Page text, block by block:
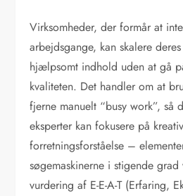
Virksomheder, der formår at
arbejdsgange, kan skalere
hjælpsomt indhold uden at gå
kvaliteten. Det handler om at
fjerne manuelt “busy work”, så
eksperter kan fokusere på
forretningsforståelse –
søgemaskinerne i stigende
vurdering af E-E-A-T (Erfaring,